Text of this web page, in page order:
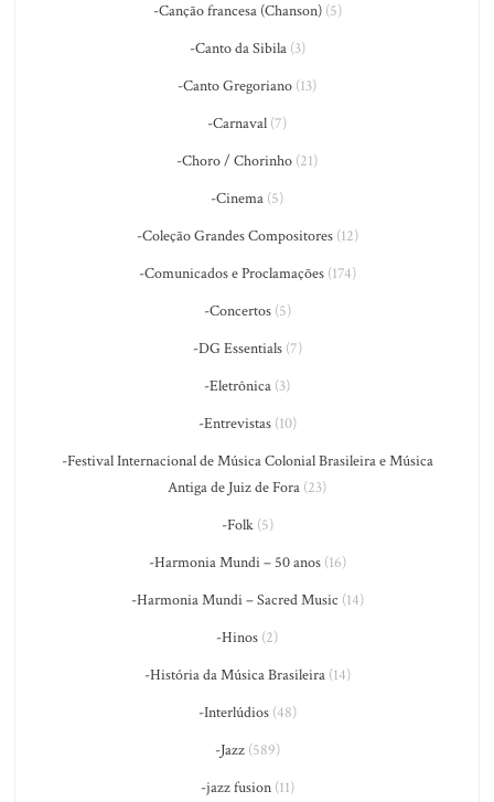
-Canção francesa (Chanson)(5)
-Canto da Sibila(3)
-Canto Gregoriano (13)
-Carnaval (7)
-Choro / Chorinho (21)
-Cinema (5)
-Coleção Grandes Compositores(12)
-Comunicados e Proclamações(174)
-Concertos(5)
-DG Essentials(7)
-Eletrônica (3)
-Entrevistas(10)
-Festival Internacional de Música Colonial Brasileira e Música
Antiga de Juiz de Fora (23)
-Folk(5)
-Harmonia Mundi – 50 anos(16)
-Harmonia Mundi – Sacred Music (14)
-Hinos (2)
-História da Música Brasileira(14)
-Interlúdios(48)
-Jazz(589)
-jazz fusion(11)